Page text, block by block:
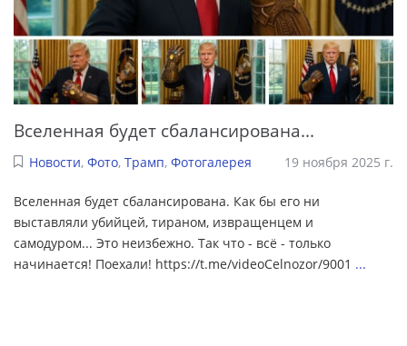
Вселенная будет сбалансирована...
Новости, Фото, Трамп, Фотогалерея 19 ноября 2025 г.
Вселенная будет сбалансирована. Как бы его ни
выставляли убийцей, тираном, извращенцем и
самодуром... Это неизбежно. Так что - всё - только
начинается! Поехали! https://t.me/videoCelnozor/9001 ...